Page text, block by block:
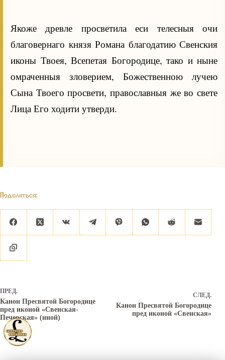
Якоже древле просветила еси телесныя очи
благовернаго князя Романа благодатию Свенския
иконы Твоея, Всепетая Богородице, тако и ныне
омраченныя зловерием, Божественною лучею
Сына Твоего просвети, православныя же во свете
Лица Его ходити утверди.
Поделиться:
ПРЕД.
Канон Пресвятой Богородице
пред иконой «Свенская-
Печерская» (иной)
СЛЕД.
Канон Пресвятой Богородице
пред иконой «Свенская»